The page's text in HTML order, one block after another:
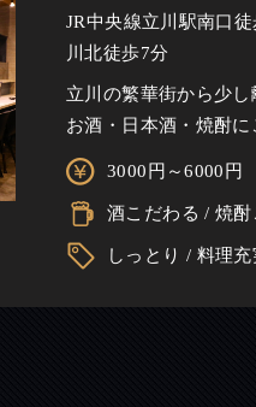
JR中央線立川駅南口
川北徒歩7分
立川の繁華街から少
お酒・日本酒・焼酎に
3000円～6000円
酒こだわる / 焼
しっとり / 料理充